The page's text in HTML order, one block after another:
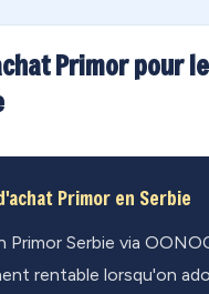
Primor pour
Primor en Serbie
Primor Serbie via
rentable lorsqu'on